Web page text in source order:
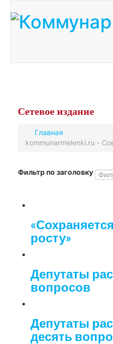
Сетевое издание
Главная
kommunarmelenki.ru -
Фильтр по заголовку
росту»
Депутаты
вопросов
Депутаты
десять